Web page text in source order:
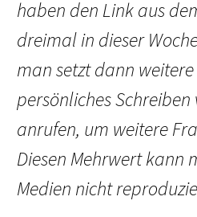
haben den Link aus
dreimal in dieser
man setzt dann
persönliches
anrufen, um weitere
Diesen Mehrwert kann
Medien nicht